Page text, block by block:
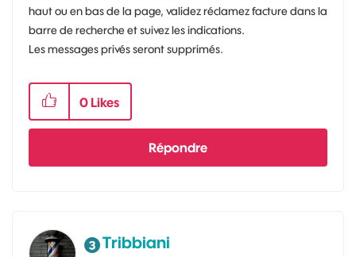
haut ou en bas de la page, validez réclamez facture dans la
barre de recherche et suivez les indications.
Les messages privés seront supprimés.
0 Likes
Répondre
Tribbiani